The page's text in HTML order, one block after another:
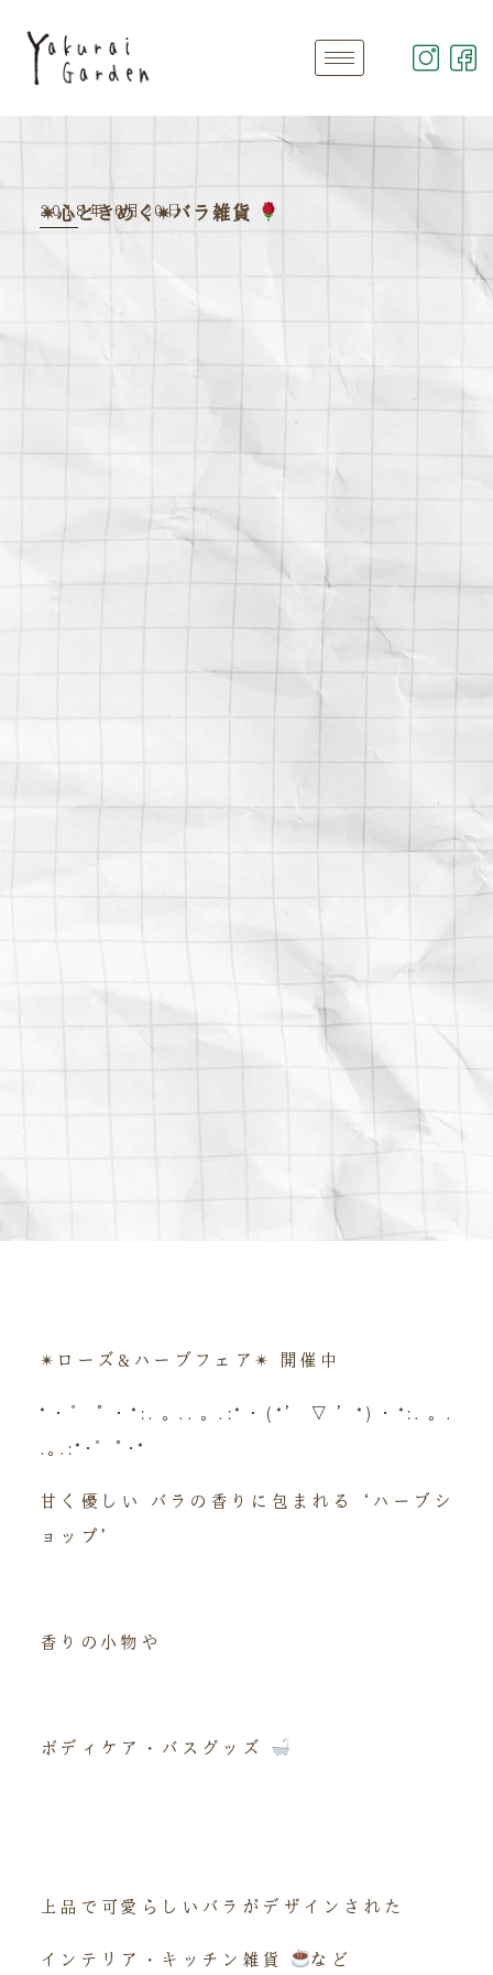
2018年 6月20日
✴︎心ときめく✴︎バラ雑貨
✴︎ローズ&ハーブフェア✴︎ 開催中
*･゜ﾟ･*:.｡..｡.:*･(*’▽’*)･*:.｡.
.｡.:*･゜ﾟ･*
甘く優しい バラの香りに包まれる‘ハーブシ
ョップ’
香りの小物や
ボディケア・バスグッズ
上品で可愛らしいバラがデザインされた
インテリア・キッチン雑貨 など